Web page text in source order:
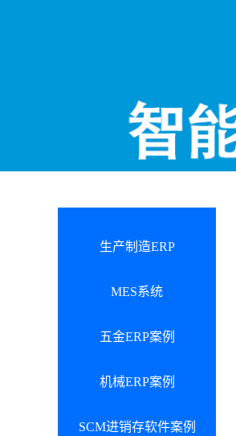
生产制造ERP
MES系统
五金ERP案例
机械ERP案例
SCM进销存软件案例